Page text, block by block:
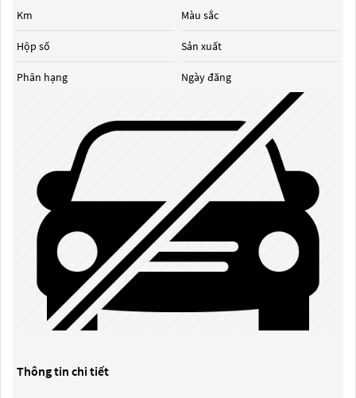
Km
Hộp số
Phân hạng
Màu sắc
Sản xuất
Ngày đăng
Thông tin chi tiết